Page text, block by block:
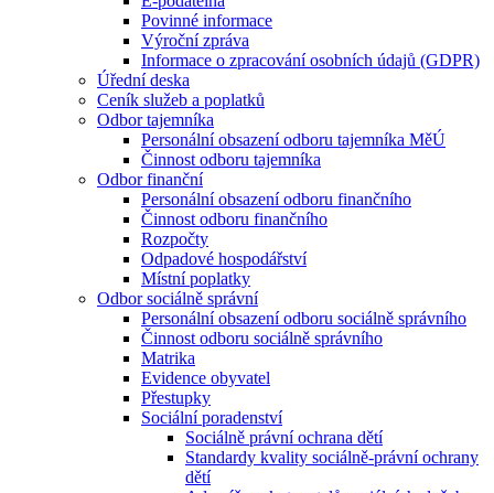
Povinné informace
Výroční zpráva
Informace o zpracování osobních údajů (GDPR)
Úřední deska
Ceník služeb a poplatků
Odbor tajemníka
Personální obsazení odboru tajemníka MěÚ
Činnost odboru tajemníka
Odbor finanční
Personální obsazení odboru finančního
Činnost odboru finančního
Rozpočty
Odpadové hospodářství
Místní poplatky
Odbor sociálně správní
Personální obsazení odboru sociálně správního
Činnost odboru sociálně správního
Matrika
Evidence obyvatel
Přestupky
Sociální poradenství
Sociálně právní ochrana dětí
Standardy kvality sociálně-právní ochrany
dětí